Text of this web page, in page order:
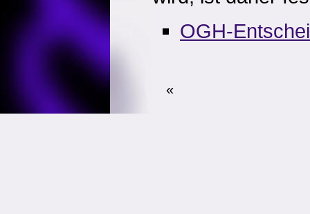
OGH-
«